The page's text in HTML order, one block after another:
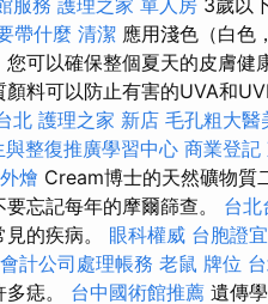
帶什麼 清潔 應用淺色（白色
可以確保整個夏天的皮膚健
顏料可以防止有害的UVA和
北 護理之家 新店 毛孔粗大醫
與整復推廣學習中心 商業登記
燴 Cream博士的天然礦物質
忘記每年的摩爾篩查。 台北
的疾病。 眼科權威 台胞證
計公司處理帳務 老鼠 牌位
痣。 台中國術館推薦 遺傳